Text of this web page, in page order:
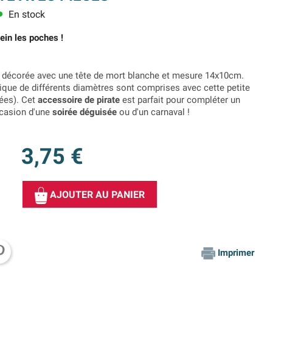
En stock
les poches !
avec une tête de mort blanche et mesure 14x10cm.
de différents diamètres sont comprises avec cette petite
Cet accessoire de pirate est parfait pour compléter un
d'une soirée déguisée ou d'un carnaval !
3,75 €
AJOUTER AU PANIER
Imprimer